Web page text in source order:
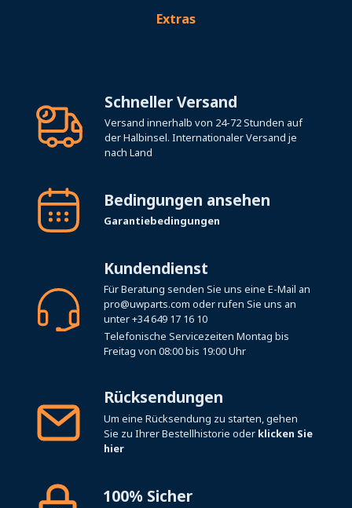
Extras
Schneller Versand
Versand innerhalb von 24-72 Stunden auf
der Halbinsel. Internationaler Versand je
nach Land
Bedingungen ansehen
Garantiebedingungen
Kundendienst
Für Beratung senden Sie uns eine E-Mail an
pro@uwparts.com oder rufen Sie uns an
unter+34 649 17 16 10
Telefonische Servicezeiten Montag bis
Freitag von 08:00 bis 19:00 Uhr
Rücksendungen
Um eine Rücksendung zu starten, gehen
Sie zu Ihrer Bestellhistorie oder klicken Sie
hier
100% Sicher